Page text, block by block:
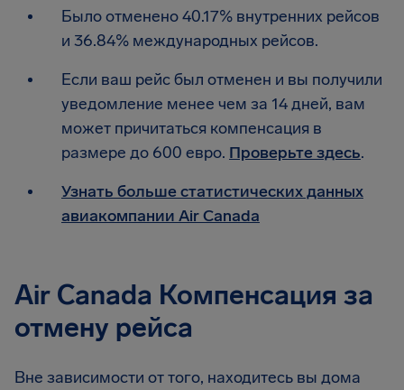
Было отменено 40.17% внутренних рейсов
и 36.84% международных рейсов.
Если ваш рейс был отменен и вы получили
уведомление менее чем за 14 дней, вам
может причитаться компенсация в
размере до 600 евро. Проверьте здесь.
Узнать больше статистических данных
авиакомпании Air Canada
Air Canada Компенсация за
отмену рейса
Вне зависимости от того, находитесь вы дома